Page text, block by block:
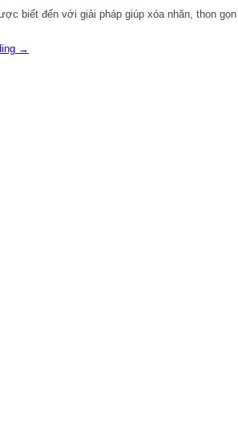
biết đến với giải pháp giúp xóa nhăn, thon
→